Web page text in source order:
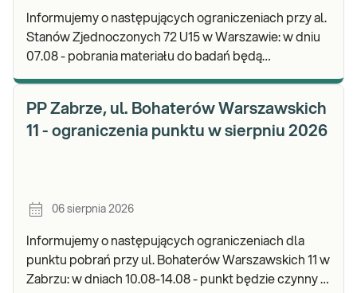
Informujemy o następujących ograniczeniach przy al.
Stanów Zjednoczonych 72 U15 w Warszawie: w dniu
07.08 - pobrania materiału do badań będą
PP Zabrze, ul. Bohaterów Warszawskich
11 - ograniczenia punktu w sierpniu 2026
06 sierpnia 2026
Informujemy o następujących ograniczeniach dla
punktu pobrań przy ul. Bohaterów Warszawskich 11 w
Zabrzu: w dniach 10.08-14.08 - punkt będzie czynny w